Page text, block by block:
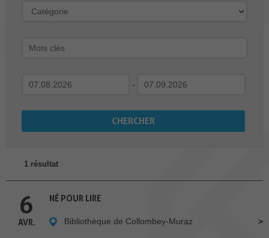
-
1 résultat
6
AVR.
NÉ POUR LIRE
Bibliothèque de Collombey-Muraz